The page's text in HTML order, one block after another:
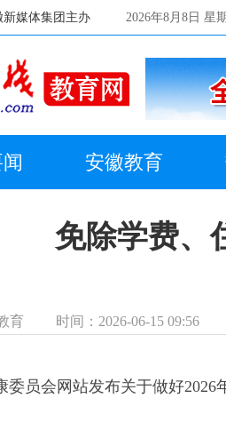
新媒体集团主办 2026年8月8日 星
安徽教育
免除学费、
育 时间：2026-06-15 09:56
会网站发布关于做好2026